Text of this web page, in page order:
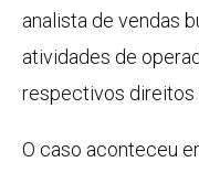
analista de vendas
atividades de
respectivos direitos
O caso aconteceu